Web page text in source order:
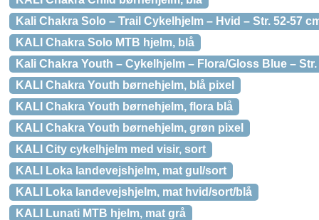
Kali Chakra Solo – Trail Cykelhjelm – Hvid – Str. 52-57
KALI Chakra Solo MTB hjelm, blå
Kali Chakra Youth – Cykelhjelm – Flora/Gloss Blue – Str.
KALI Chakra Youth børnehjelm, blå pixel
KALI Chakra Youth børnehjelm, flora blå
KALI Chakra Youth børnehjelm, grøn pixel
KALI City cykelhjelm med visir, sort
KALI Loka landevejshjelm, mat gul/sort
KALI Loka landevejshjelm, mat hvid/sort/blå
KALI Lunati MTB hjelm, mat grå